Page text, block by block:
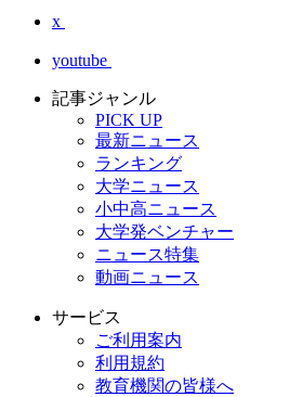
x
youtube
記事ジャンル
PICK UP
最新ニュース
ランキング
大学ニュース
小中高ニュース
大学発ベンチャー
ニュース特集
動画ニュース
サービス
ご利用案内
利用規約
教育機関の皆様へ